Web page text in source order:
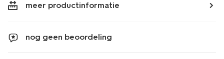
meer productinformatie
nog geen beoordeling